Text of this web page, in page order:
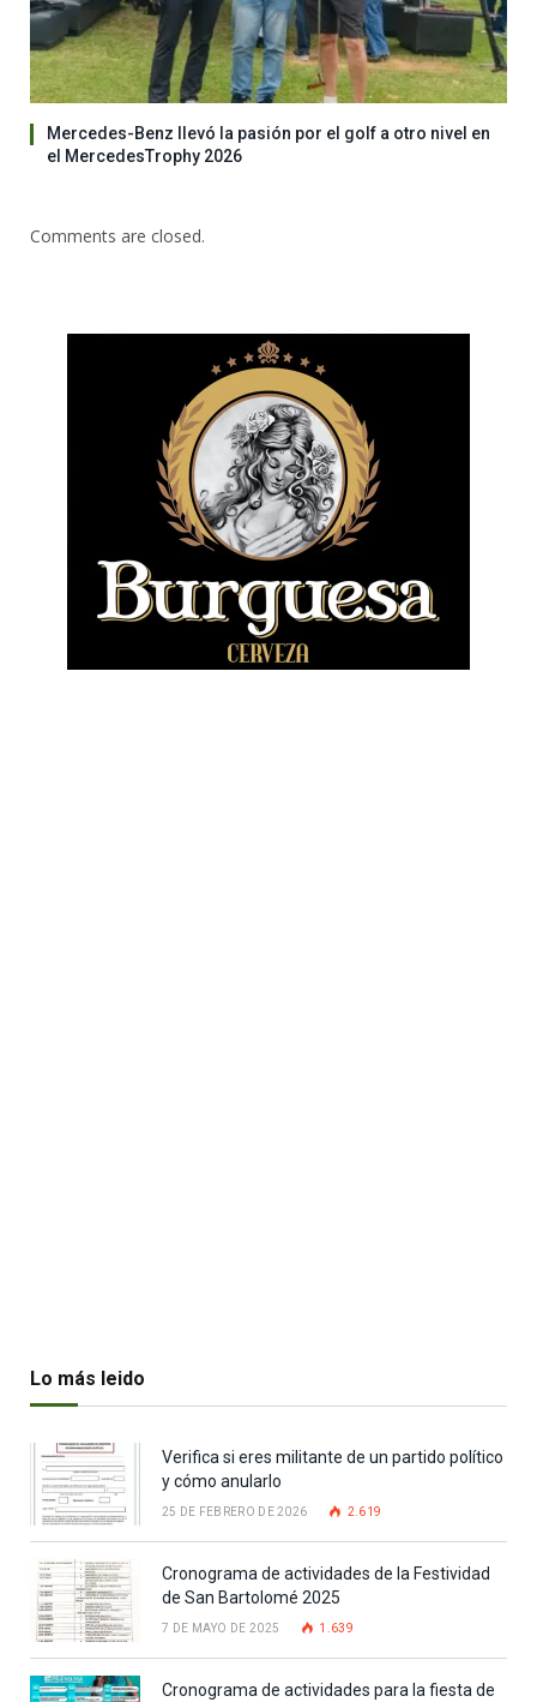
Mercedes-Benz llevó la pasión por el golf a otro nivel en
el MercedesTrophy 2026
Comments are closed.
Lo más leido
Verifica si eres militante de un partido político
y cómo anularlo
25 DE FEBRERO DE 2026 2.619
Cronograma de actividades de la Festividad
de San Bartolomé 2025
7 DE MAYO DE 2025 1.639
Cronograma de actividades para la fiesta de